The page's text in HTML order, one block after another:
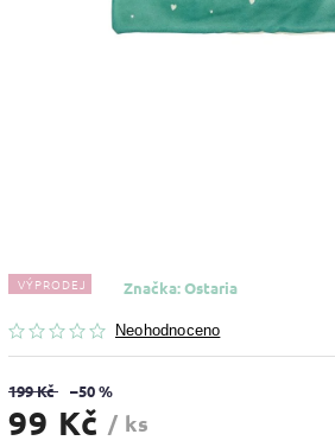
VÝPRODEJ
Neohodnoceno
Značka:Ostaria
199 Kč –50 %
99 Kč / ks